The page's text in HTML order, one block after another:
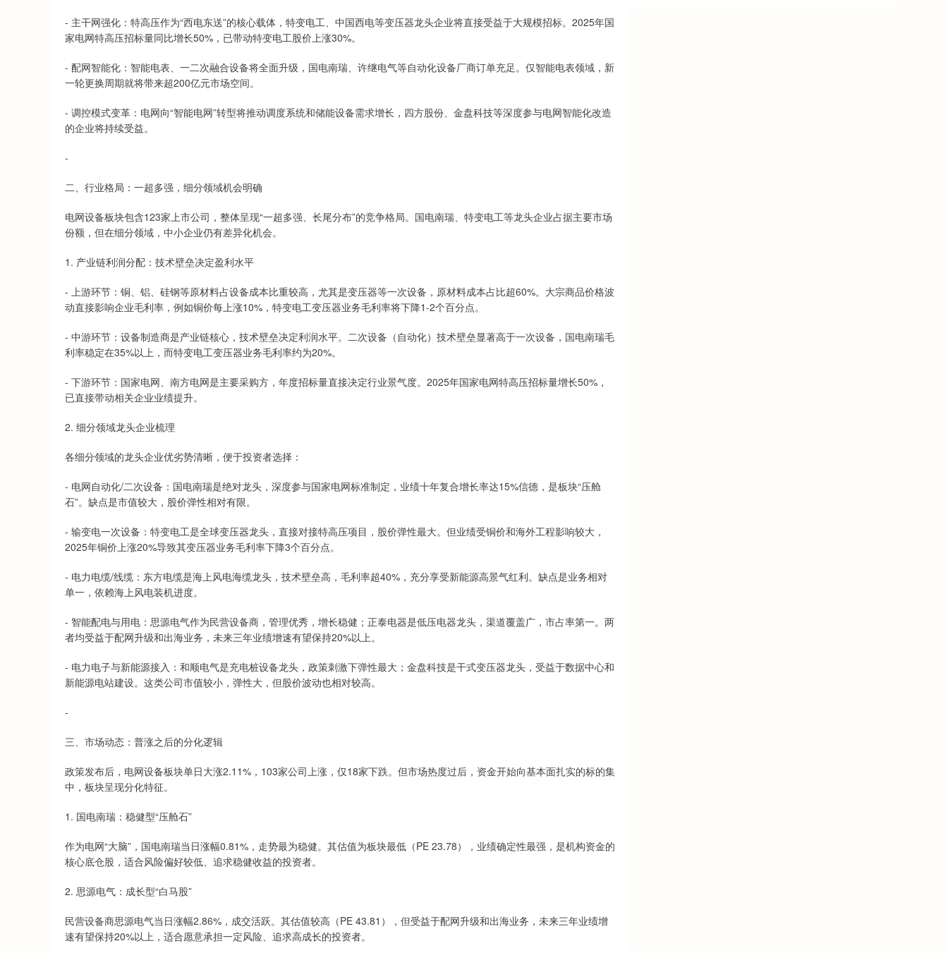
- 主干网强化：特高压作为“西电东送”的核心载体，特变电工、中国西电等变压器龙头企业将直接受益于大规模招标。2025年国
家电网特高压招标量同比增长50%，已带动特变电工股价上涨30%。
- 配网智能化：智能电表、一二次融合设备将全面升级，国电南瑞、许继电气等自动化设备厂商订单充足。仅智能电表领域，新
一轮更换周期就将带来超200亿元市场空间。
- 调控模式变革：电网向“智能电网”转型将推动调度系统和储能设备需求增长，四方股份、金盘科技等深度参与电网智能化改造
的企业将持续受益。
-
二、行业格局：一超多强，细分领域机会明确
电网设备板块包含123家上市公司，整体呈现“一超多强、长尾分布”的竞争格局。国电南瑞、特变电工等龙头企业占据主要市场
份额，但在细分领域，中小企业仍有差异化机会。
1. 产业链利润分配：技术壁垒决定盈利水平
- 上游环节：铜、铝、硅钢等原材料占设备成本比重较高，尤其是变压器等一次设备，原材料成本占比超60%。大宗商品价格波
动直接影响企业毛利率，例如铜价每上涨10%，特变电工变压器业务毛利率将下降1-2个百分点。
- 中游环节：设备制造商是产业链核心，技术壁垒决定利润水平。二次设备（自动化）技术壁垒显著高于一次设备，国电南瑞毛
利率稳定在35%以上，而特变电工变压器业务毛利率约为20%。
- 下游环节：国家电网、南方电网是主要采购方，年度招标量直接决定行业景气度。2025年国家电网特高压招标量增长50%，
已直接带动相关企业业绩提升。
2. 细分领域龙头企业梳理
各细分领域的龙头企业优劣势清晰，便于投资者选择：
- 电网自动化/二次设备：国电南瑞是绝对龙头，深度参与国家电网标准制定，业绩十年复合增长率达15%信德，是板块“压舱
石”。缺点是市值较大，股价弹性相对有限。
- 输变电一次设备：特变电工是全球变压器龙头，直接对接特高压项目，股价弹性最大。但业绩受铜价和海外工程影响较大，
2025年铜价上涨20%导致其变压器业务毛利率下降3个百分点。
- 电力电缆/线缆：东方电缆是海上风电海缆龙头，技术壁垒高，毛利率超40%，充分享受新能源高景气红利。缺点是业务相对
单一，依赖海上风电装机进度。
- 智能配电与用电：思源电气作为民营设备商，管理优秀，增长稳健；正泰电器是低压电器龙头，渠道覆盖广，市占率第一。两
者均受益于配网升级和出海业务，未来三年业绩增速有望保持20%以上。
- 电力电子与新能源接入：和顺电气是充电桩设备龙头，政策刺激下弹性最大；金盘科技是干式变压器龙头，受益于数据中心和
新能源电站建设。这类公司市值较小，弹性大，但股价波动也相对较高。
-
三、市场动态：普涨之后的分化逻辑
政策发布后，电网设备板块单日大涨2.11%，103家公司上涨，仅18家下跌。但市场热度过后，资金开始向基本面扎实的标的集
中，板块呈现分化特征。
1. 国电南瑞：稳健型“压舱石”
作为电网“大脑”，国电南瑞当日涨幅0.81%，走势最为稳健。其估值为板块最低（PE 23.78），业绩确定性最强，是机构资金的
核心底仓股，适合风险偏好较低、追求稳健收益的投资者。
2. 思源电气：成长型“白马股”
民营设备商思源电气当日涨幅2.86%，成交活跃。其估值较高（PE 43.81），但受益于配网升级和出海业务，未来三年业绩增
速有望保持20%以上，适合愿意承担一定风险、追求高成长的投资者。